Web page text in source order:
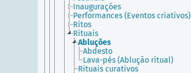
Inaugurações
Performances (Eventos criativos)
Ritos
Rituais
Abluções
Abdesto
Lava-pés (Ablução ritual)
Rituais curativos